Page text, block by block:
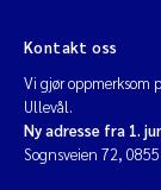
Kontakt oss
Vi gjør oppmerksom
Ullevål.
Ny adresse fra 1.
Sognsveien 72, 0855